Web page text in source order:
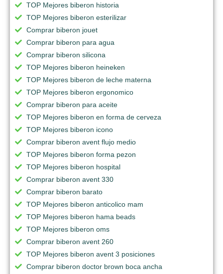
TOP Mejores biberon historia
TOP Mejores biberon esterilizar
Comprar biberon jouet
Comprar biberon para agua
Comprar biberon silicona
TOP Mejores biberon heineken
TOP Mejores biberon de leche materna
TOP Mejores biberon ergonomico
Comprar biberon para aceite
TOP Mejores biberon en forma de cerveza
TOP Mejores biberon icono
Comprar biberon avent flujo medio
TOP Mejores biberon forma pezon
TOP Mejores biberon hospital
Comprar biberon avent 330
Comprar biberon barato
TOP Mejores biberon anticolico mam
TOP Mejores biberon hama beads
TOP Mejores biberon oms
Comprar biberon avent 260
TOP Mejores biberon avent 3 posiciones
Comprar biberon doctor brown boca ancha